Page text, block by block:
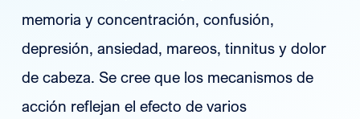
memoria y concentración, confusión,
depresión, ansiedad, mareos, tinnitus y dolor
de cabeza. Se cree que los mecanismos de
acción reflejan el efecto de varios